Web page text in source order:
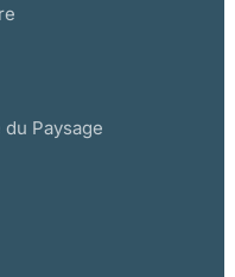
Paysage